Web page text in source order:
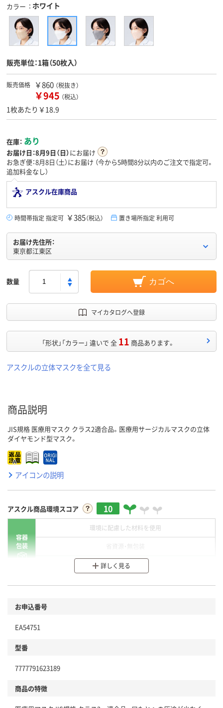
カラー ホワイト
販売単位：1箱（50枚入）
販売価格 ￥860 （税抜き）
￥945 （税込）
1枚あたり￥18.9
在庫： あり
お届け日：8月9日（日）にお届け
お急ぎ便：8月8日（土）にお届け （今から5時間8分以内のご注文で指定可。
追加料金なし）
アスクル在庫商品
時間帯指定 指定可 ￥385（税込） 置き場所指定 利用可
お届け先住所：
東京都江東区
数量 カゴへ
マイカタログへ登録
「形状」「カラー」 違いで 全 11 商品あります。
アスクルの立体マスクを全て見る
商品説明
JIS規格 医療用マスク クラス2適合品。医療用サージカルマスクの立体
ダイヤモンド型マスク。
アイコンの説明
アスクル商品環境スコア 10
容器
包装
環境に配慮した材料を使用
分別・リサイクルしやすい設計
本体
仕組
詳しく見る
お申込番号
EA54751
型番
7777791623189
商品の特徴